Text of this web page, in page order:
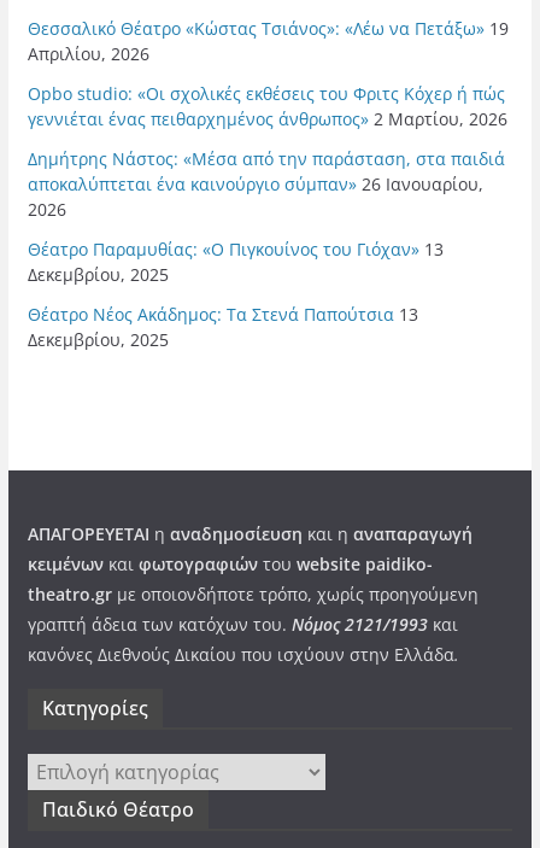
Θεσσαλικό Θέατρο «Κώστας Τσιάνος»: «Λέω να Πετάξω» 19
Απριλίου, 2026
Opbo studio: «Οι σχολικές εκθέσεις του Φριτς Κόχερ ή πώς
γεννιέται ένας πειθαρχημένος άνθρωπος» 2 Μαρτίου, 2026
Δημήτρης Νάστος: «Μέσα από την παράσταση, στα παιδιά
αποκαλύπτεται ένα καινούργιο σύμπαν» 26 Ιανουαρίου,
2026
Θέατρο Παραμυθίας: «Ο Πιγκουίνος του Γιόχαν» 13
Δεκεμβρίου, 2025
Θέατρο Νέος Ακάδημος: Τα Στενά Παπούτσια 13
Δεκεμβρίου, 2025
ΑΠΑΓΟΡΕΥΕΤΑΙ η αναδημοσίευση και η αναπαραγωγή
κειμένωνκαι φωτογραφιώντου website paidiko-
theatro.grμε οποιονδήποτε τρόπο, χωρίς προηγούμενη
γραπτή άδεια των κατόχων του. Νόμος 2121/1993και
κανόνες Διεθνούς Δικαίου που ισχύουν στην Ελλάδα.
Kατηγορίες
Kατηγορίες
Παιδικό Θέατρο